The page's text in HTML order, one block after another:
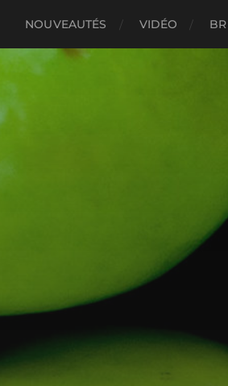
NOUVEAUTÉS VIDÉO